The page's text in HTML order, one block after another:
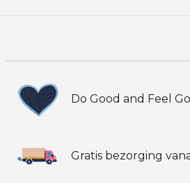
Do Good and Feel
Gratis bezorging